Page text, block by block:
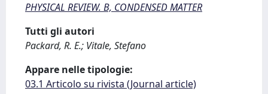
PHYSICAL REVIEW. B, CONDENSED MATTER
Tutti gli autori
Packard, R. E.; Vitale, Stefano
Appare nelle tipologie:
03.1 Articolo su rivista (Journal article)